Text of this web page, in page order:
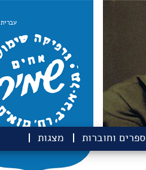
עברית
ספרים וחוברות
מצגות